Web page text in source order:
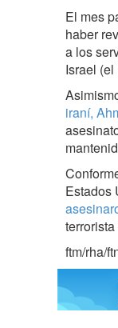
El mes
haber
a los
Israel (el
iraní,
Estados
ftm/rha/